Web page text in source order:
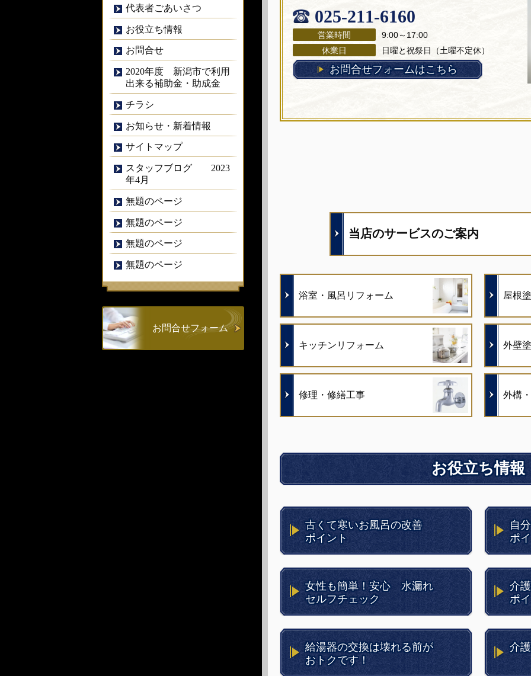
025-211-6160
営業時間
9:00～17:00
休業日
日曜と祝祭日（土曜不定休）
お問合せフォームはこちら
当店のサービスのご案内
浴室・風呂リフォーム 屋根
キッチンリフォーム 外壁
修理・修繕工事 外構
お役立ち情報
古くて寒いお風呂の改善
ポイント
自
ポ
女性も簡単！安心 水漏れ
セルフチェック
介
ポ
給湯器の交換は壊れる前が
おトクです！
介
代表者ごあいさつ
お役立ち情報
お問合せ
2020年度 新潟市で利用
出来る補助金・助成金
チラシ
お知らせ・新着情報
サイトマップ
スタッフブログ 2023
年4月
無題のページ
無題のページ
無題のページ
無題のページ
お問合せフォーム